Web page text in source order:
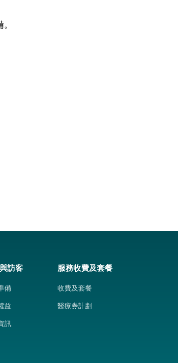
訪客
備
益
訊
服務收費及套餐
收費及套餐
醫療券計劃